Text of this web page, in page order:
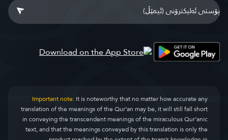
Important note:It is noteworthy that no matter how accurate any
translation of the meanings of the Qur’an may be, it will still fall short
in conveying the transcendent meanings of the miraculous Qur’anic
text, and that the meanings conveyed by this translation is only the